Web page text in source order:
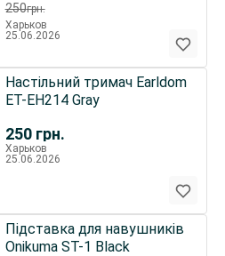
250грн.
Харьков
25.06.2026
250 грн.
Настільний тримач Earldom
ET-EH214 Gray
Харьков
25.06.2026
Підставка для навушників
Onikuma ST-1 Black